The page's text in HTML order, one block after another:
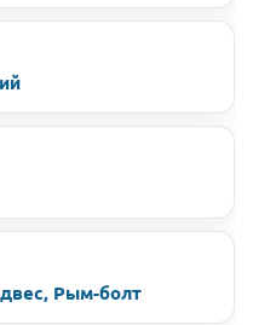
Рым-болт